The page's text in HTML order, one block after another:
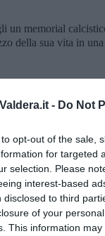
- Do Not
opt-out of the sale,
for targeted
selection. Please
interest-based
disclosed to third
of your
This information
un memorial
della sua vita in
iscriviti alla
nella tua casella